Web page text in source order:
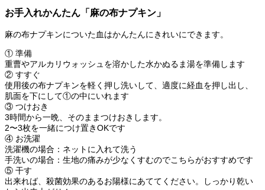
お手入れかんたん「麻の布ナプキン」
麻の布ナプキンについた血はかんたんにきれいにできます。
① 準備
重曹やアルカリウォッシュを溶かした水かぬるま湯を準備します
② すすぐ
使用後の布ナプキンを軽く押し洗いして、適度に経血を押し出し、
肌面を下にして①の中にいれます
③ つけおき
3時間から一晩、そのままつけおきします。
2〜3枚を一緒につけ置きOKです
④ お洗濯
洗濯機の場合：ネットに入れて洗う
手洗いの場合：生地の痛みが少なくすむのでこちらがおすすめです
⑤ 干す
出来れば、殺菌効果のあるお陽様にあててください。しっかり乾い